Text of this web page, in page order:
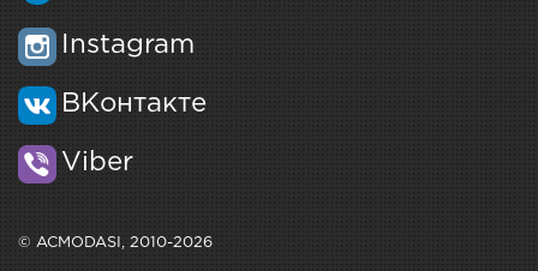
Instagram
ВКонтакте
Viber
© ACMODASI, 2010-2026